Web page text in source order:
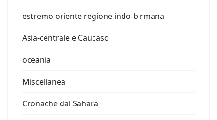
estremo oriente regione indo-birmana
Asia-centrale e Caucaso
oceania
Miscellanea
Cronache dal Sahara